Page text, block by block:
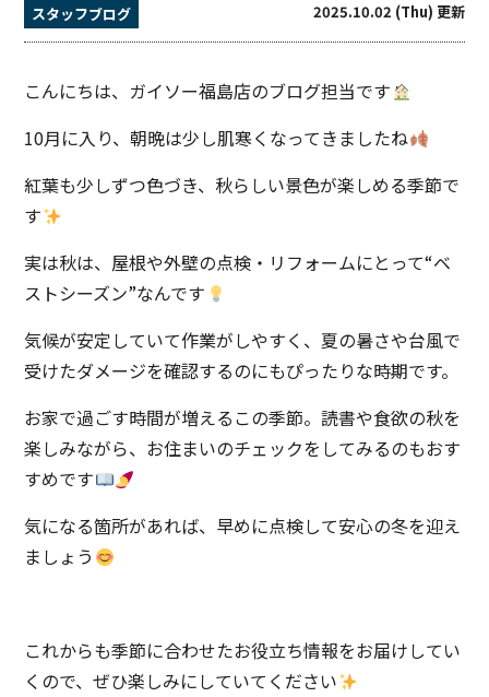
スタッフブログ 2025.10.02 (Thu) 更新
こんにちは、ガイソー福島店のブログ担当です
10月に入り、朝晩は少し肌寒くなってきましたね
紅葉も少しずつ色づき、秋らしい景色が楽しめる季節で
す
実は秋は、屋根や外壁の点検・リフォームにとって“ベ
ストシーズン”なんです
気候が安定していて作業がしやすく、夏の暑さや台風で
受けたダメージを確認するのにもぴったりな時期です。
お家で過ごす時間が増えるこの季節。読書や食欲の秋を
楽しみながら、お住まいのチェックをしてみるのもおす
すめです
気になる箇所があれば、早めに点検して安心の冬を迎え
ましょう
これからも季節に合わせたお役立ち情報をお届けしてい
くので、ぜひ楽しみにしていてください